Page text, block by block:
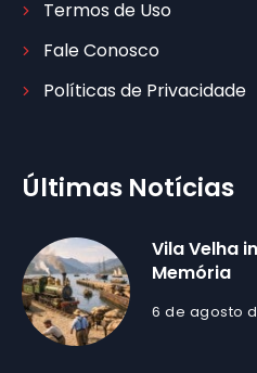
Termos de Uso
Fale Conosco
Políticas de Privacidade
Últimas Notícias
Vila Velha
Memória
6 de agosto